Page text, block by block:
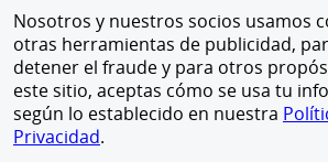
Nosotros y nuestros socios usamos
otras herramientas de publicidad,
detener el fraude y para otros
este sitio, aceptas cómo se usa tu
según lo establecido en nuestra
Privacidad.